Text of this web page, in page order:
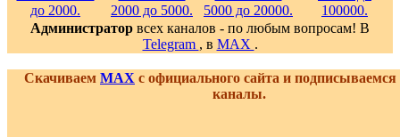
Администратор всех каналов - по любым вопросам! В
Telegram , в MAX .
Скачиваем MAX с официального сайта и
каналы.